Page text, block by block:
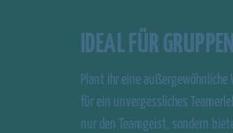
IDEAL FÜR GRUPPEN
Plant ihr eine
für ein unvergessliches
nur den Teamgeist, sondern